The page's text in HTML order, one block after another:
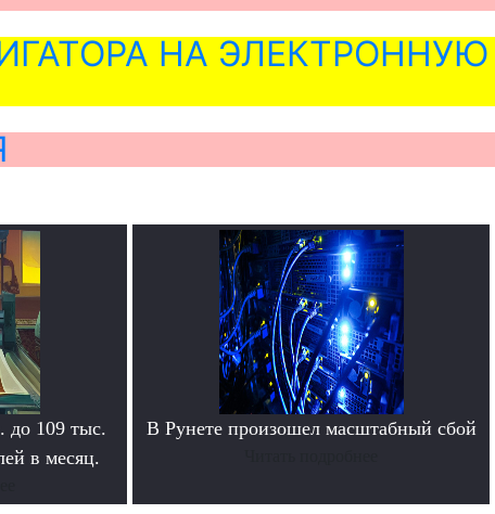
НА ЭЛЕКТРОННУЮ
до 109 тыс.
в месяц.
В Рунете произошел масштабный сбой